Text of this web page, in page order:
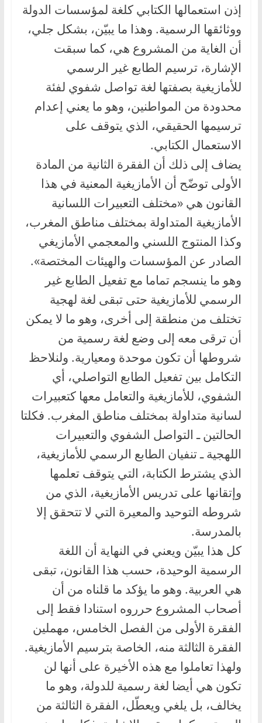
إذن استعمالها الكتابي كلغة لمؤسسات الدولة
ووثائقها الرسمية. وهذا ما يبيّن، بشكل جلي،
أن الغاية من المشروع هي، كما سبقت
الإشارة، ترسيم الطابع غير الرسمي
للأمازيغية بصفتها لغة تواصل شفوي لفئة
محدودة من المواطنين، وهو ما يعني إعدام
ترسيمها الحقيقي، الذي يتوقف على
الاستعمال الكتابي.
يضاف إلى ذلك أن الفقرة الثانية من المادة
الأولى توضّح أن الأمازيغية المعنية في هذا
القانون هي «مختلف التعبيرات اللسانية
الأمازيغية المتداولة بمختلف مناطق المغرب،
وكذا المنتوج اللسني والمعجمي الأمازيغي
الصادر عن المؤسسات والهيئات المختصة».
وهو ما ينسجم تماما مع تفعيل الطابع غير
الرسمي للأمازيغية حتى تبقى لغة لهجية
تختلف من منطقة إلى أخرى، وهو ما لا يمكن
أن ترقى معه إلى وضع لغة رسمية من
شروطها أن تكون موحدة ومعيارية. ولنلاحظ
التكامل بين تفعيل الطابع التواصلي، أي
الشفوي، للأمازيغية والتعامل معها كتعبيرات
لسانية متداولة بمختلف مناطق المغرب. فكلتا
الحالتين ـ التواصل الشفوي والتعبيرات
اللهجية ـ تنفيان الطابع الرسمي للأمازيغية،
الذي يشترط الكتابة، التي يتوقف تعلمها
وإتقانها على تدريس الأمازيغية، الذي من
شروطه التوحيد والمعيرة التي لا تتحقق إلا
بالمدرسة.
كل هذا يبيّن ويعني في النهاية أن اللغة
الرسمية الوحيدة، حسب هذا القانون، تبقى
هي العربية. وهو ما يؤكد ما قلناه من أن
أصحاب المشروع حرروه استنادا فقط إلى
الفقرة الأولى من الفصل الخامس، مهملين
الفقرة الثالثة منه، الخاصة بترسيم الأمازيغية.
ولهذا تعاملوا مع هذه الأخيرة على أنها لن
تكون هي أيضا لغة رسمية للدولة، وهو ما
يخالف، بل يلغي ويعطّل، الفقرة الثالثة من